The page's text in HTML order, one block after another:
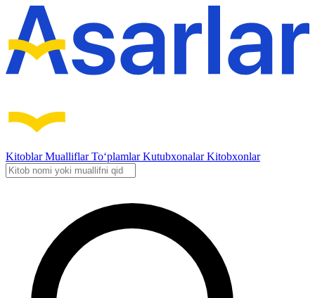
KitoblarMualliflarTo‘plamlarKutubxonalarKitobxonlar